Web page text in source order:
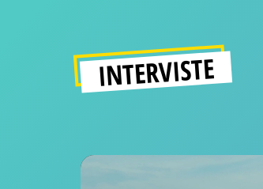
INTERVISTE